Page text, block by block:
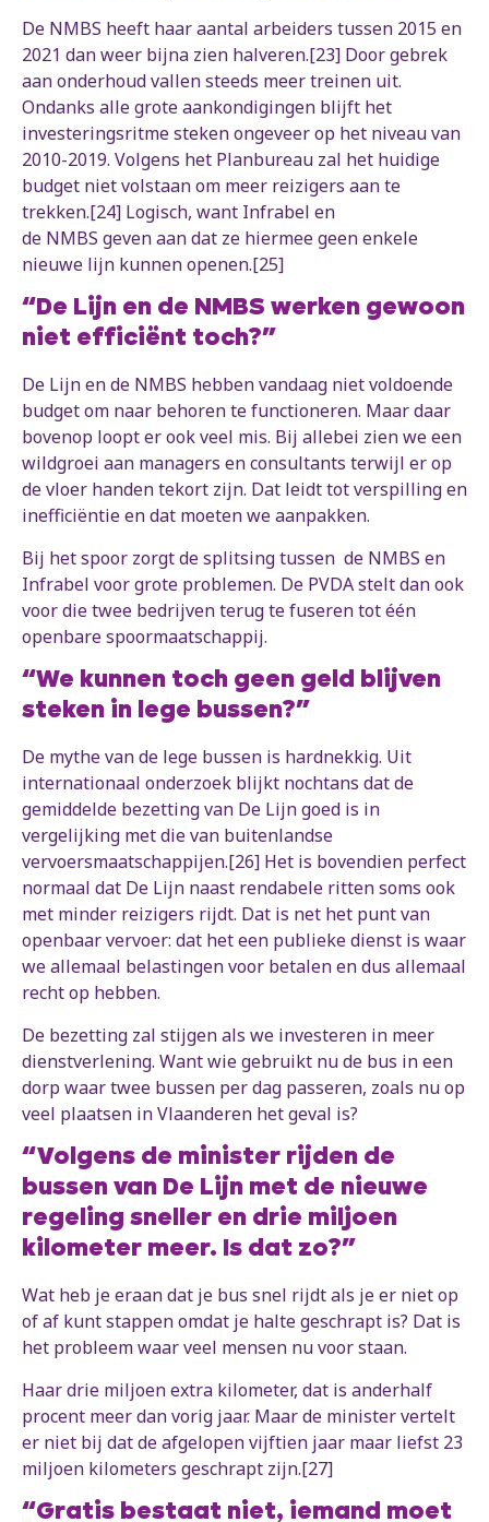
De NMBS heeft haar aantal arbeiders tussen 2015 en
2021 dan weer bijna zien halveren.[23] Door gebrek
aan onderhoud vallen steeds meer treinen uit.
Ondanks alle grote aankondigingen blijft het
investeringsritme steken ongeveer op het niveau van
2010-2019. Volgens het Planbureau zal het huidige
budget niet volstaan om meer reizigers aan te
trekken.[24] Logisch, want Infrabel en
de NMBS geven aan dat ze hiermee geen enkele
nieuwe lijn kunnen openen.[25]
“De Lijn en de NMBS werken gewoon
niet efficiënt toch?”
De Lijn en de NMBS hebben vandaag niet voldoende
budget om naar behoren te functioneren. Maar daar
bovenop loopt er ook veel mis. Bij allebei zien we een
wildgroei aan managers en consultants terwijl er op
de vloer handen tekort zijn. Dat leidt tot verspilling en
inefficiëntie en dat moeten we aanpakken.
Bij het spoor zorgt de splitsing tussen de NMBS en
Infrabel voor grote problemen. De PVDA stelt dan ook
voor die twee bedrijven terug te fuseren tot één
openbare spoormaatschappij.
“We kunnen toch geen geld blijven
steken in lege bussen?”
De mythe van de lege bussen is hardnekkig. Uit
internationaal onderzoek blijkt nochtans dat de
gemiddelde bezetting van De Lijn goed is in
vergelijking met die van buitenlandse
vervoersmaatschappijen.[26] Het is bovendien perfect
normaal dat De Lijn naast rendabele ritten soms ook
met minder reizigers rijdt. Dat is net het punt van
openbaar vervoer: dat het een publieke dienst is waar
we allemaal belastingen voor betalen en dus allemaal
recht op hebben.
De bezetting zal stijgen als we investeren in meer
dienstverlening. Want wie gebruikt nu de bus in een
dorp waar twee bussen per dag passeren, zoals nu op
veel plaatsen in Vlaanderen het geval is?
“Volgens de minister rijden de
bussen van De Lijn met de nieuwe
regeling sneller en drie miljoen
kilometer meer. Is dat zo?”
Wat heb je eraan dat je bus snel rijdt als je er niet op
of af kunt stappen omdat je halte geschrapt is? Dat is
het probleem waar veel mensen nu voor staan.
Haar drie miljoen extra kilometer, dat is anderhalf
procent meer dan vorig jaar. Maar de minister vertelt
er niet bij dat de afgelopen vijftien jaar maar liefst 23
miljoen kilometers geschrapt zijn.[27]
“Gratis bestaat niet, iemand moet